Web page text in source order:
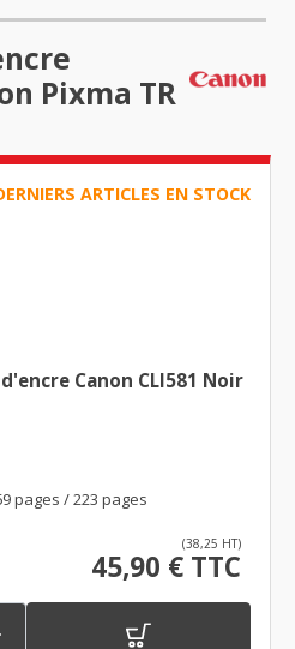
Pixma TR
ARTICLES EN STOCK
Canon CLI581 Noir
pages / 223 pages
(38,25 HT)
45,90 € TTC